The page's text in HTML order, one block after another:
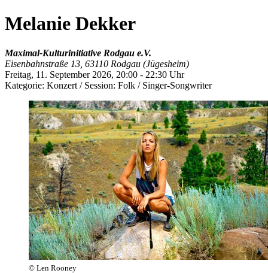
Melanie Dekker
Maximal-Kulturinitiative Rodgau e.V.
Eisenbahnstraße 13, 63110 Rodgau (Jügesheim)
Freitag, 11. September 2026, 20:00 - 22:30 Uhr
Kategorie: Konzert / Session: Folk / Singer-Songwriter
© Len Rooney